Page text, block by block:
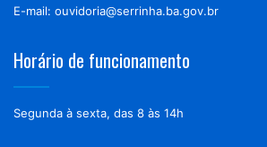
E-mail: ouvidoria@serrinha.ba.gov.br
Horário de funcionamento
Segunda à sexta, das 8 às 14h